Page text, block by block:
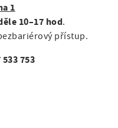
1
10–17 hod.
přístup.
753